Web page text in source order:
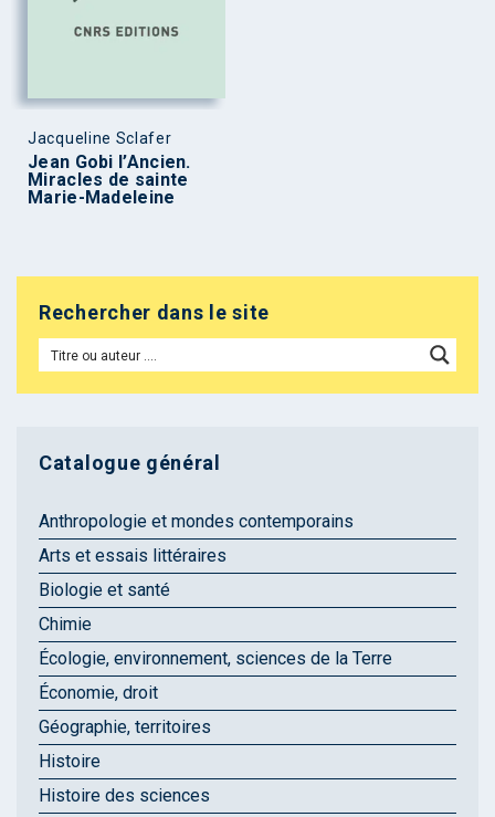
Jacqueline Sclafer
Jean Gobi l’Ancien.
Miracles de sainte
Marie-Madeleine
Rechercher dans le site
Catalogue général
Anthropologie et mondes contemporains
Arts et essais littéraires
Biologie et santé
Chimie
Écologie, environnement, sciences de la Terre
Économie, droit
Géographie, territoires
Histoire
Histoire des sciences